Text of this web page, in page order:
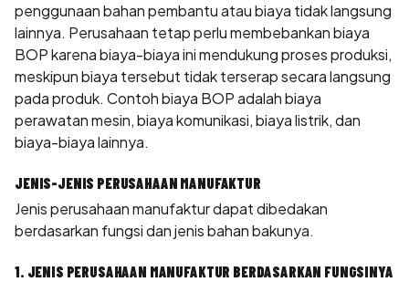
penggunaan bahan pembantu atau biaya tidak langsung
lainnya. Perusahaan tetap perlu membebankan biaya
BOP karena biaya-biaya ini mendukung proses produksi,
meskipun biaya tersebut tidak terserap secara langsung
pada produk. Contoh biaya BOP adalah biaya
perawatan mesin, biaya komunikasi, biaya listrik, dan
biaya-biaya lainnya.
JENIS-JENIS PERUSAHAAN MANUFAKTUR
Jenis perusahaan manufaktur dapat dibedakan
berdasarkan fungsi dan jenis bahan bakunya.
1. JENIS PERUSAHAAN MANUFAKTUR BERDASARKAN FUNGSINYA